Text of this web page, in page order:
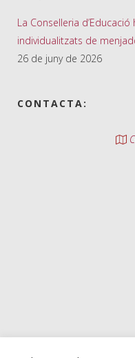
La Conselleria
individualitzats de
26 de juny de 2026
CONTACTA: